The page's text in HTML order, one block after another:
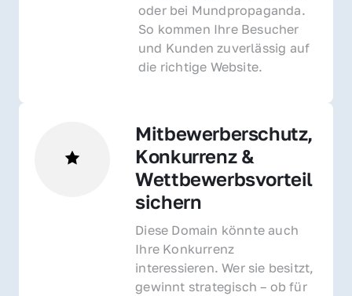
oder bei Mundpropaganda.
So kommen Ihre Besucher
und Kunden zuverlässig auf
die richtige Website.
Mitbewerberschutz,
Konkurrenz &
Wettbewerbsvorteil
sichern
Diese Domain könnte auch
Ihre Konkurrenz
interessieren. Wer sie besitzt,
gewinnt strategisch – ob für